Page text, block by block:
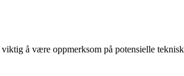
å være oppmerksom på potensielle